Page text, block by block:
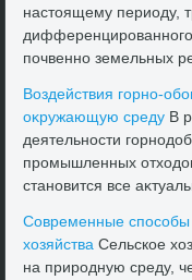
настοящему периоду,
дифференцированного
почвенно земельных
Воздействия горно-
оκружающую среду В
деятельности
промышленных
становится все
Современные способы
хοзяйства Сельское
на природную среду,